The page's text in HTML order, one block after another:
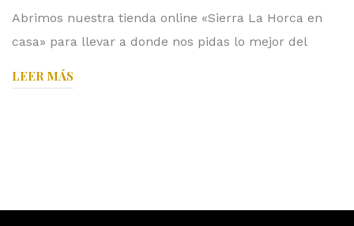
Abrimos nuestra tienda online «Sierra La Horca en
casa» para llevar a donde nos pidas lo mejor del
LEER MÁS